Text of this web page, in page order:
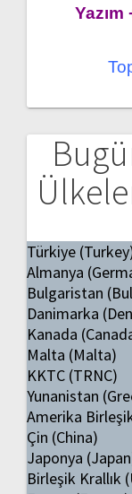
Türkiye
Almanya
Bulgaristan
Danimarka
Kanada
Malta (Malta)
KKTC (TRNC)
Yunanistan
Amerika
Çin (China)
Japonya
Birleşik Krallık